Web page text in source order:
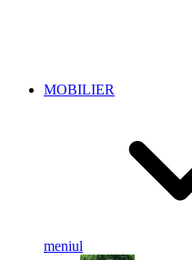
MOBILIER
meniul